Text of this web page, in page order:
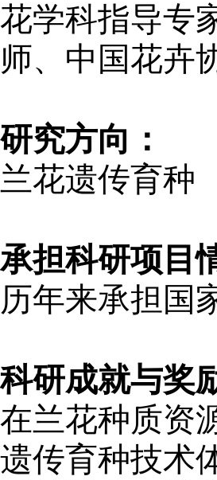
花学科指导专
师、中国花卉
研究方向：
兰花遗传育种
承担科研项目
历年来承担国
科研成就与奖
在兰花种质资
遗传育种技术